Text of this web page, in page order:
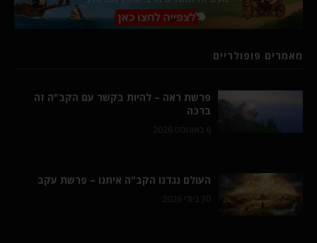
מאמרים פופולריים
פרשת ראה – להיות בקשר עם הקב"ה זה
ברכה
6 באוגוסט 2026
העולם נגדנו הקב"ה איתנו – פרשת עקב
30 ביולי 2026